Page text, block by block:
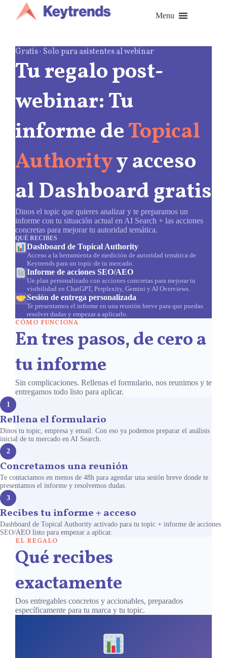
contenido
Menu
Gratis · Solo para asistentes al webinar
Tu regalo post-
webinar: Tu
informe deTopical
Authorityy acceso
al Dashboard gratis
Dinos el topic que quieres analizar y te preparamos un
informe con tu situación actual en AI Search + las acciones
concretas para mejorar tu autoridad temática.
QUÉ RECIBES
Dashboard de Topical Authority
Acceso a la herramienta de medición de autoridad temática de
Keytrends para un topic de tu mercado.
Informe de acciones SEO/AEO
Un plan personalizado con acciones concretas para mejorar tu
visibilidad en ChatGPT, Perplexity, Gemini y AI Overviews.
Sesión de entrega personalizada
Te presentamos el informe en una reunión breve para que puedas
resolver dudas y empezar a aplicarlo.
CÓMO FUNCIONA
En tres pasos, de cero a
tu informe
Sin complicaciones. Rellenas el formulario, nos reunimos y te
entregamos todo listo para aplicar.
1
Rellena el formulario
Dinos tu topic, empresa y email. Con eso ya podemos preparar el análisis
inicial de tu mercado en AI Search.
2
Concretamos una reunión
Te contactamos en menos de 48h para agendar una sesión breve donde te
presentamos el informe y resolvemos dudas.
3
Recibes tu informe + acceso
Dashboard de Topical Authority activado para tu topic + informe de acciones
SEO/AEO listo para empezar a aplicar.
EL REGALO
Qué recibes
exactamente
Dos entregables concretos y accionables, preparados
específicamente para tu marca y tu topic.